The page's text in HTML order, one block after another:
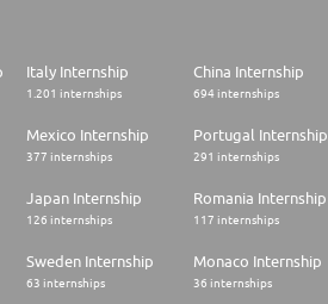
Italy Internship
1.201 internships
China Internship
694 internships
Mexico Internship
377 internships
Portugal Internship
291 internships
Japan Internship
126 internships
Romania Internship
117 internships
Sweden Internship
63 internships
Monaco Internship
36 internships